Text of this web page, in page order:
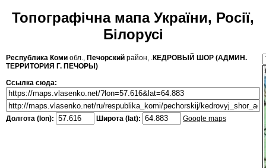
Топографічна мапа України, Росії,
Білорусі
Республика Коми обл., Печорский район, .КЕДРОВЫЙ ШОР (АДМИН.
ТЕРРИТОРИЯ Г. ПЕЧОРЫ)
Ссылка сюда:
Долгота (lon): Широта (lat): Google maps